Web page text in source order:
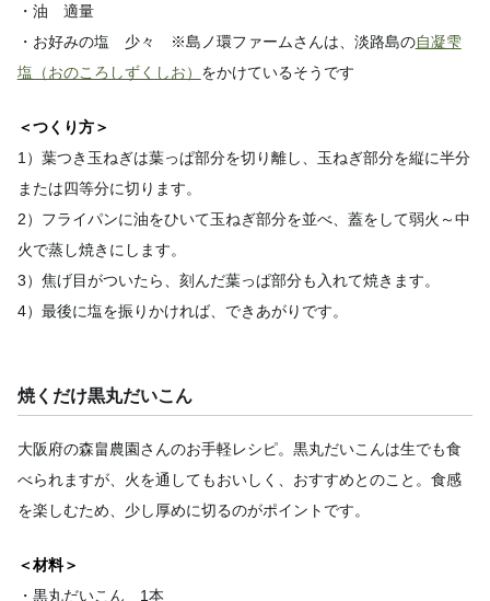
・油 適量
・お好みの塩 少々 ※島ノ環ファームさんは、淡路島の自凝雫
塩（おのころしずくしお） をかけているそうです
＜つくり方＞
1）葉つき玉ねぎは葉っぱ部分を切り離し、玉ねぎ部分を縦に半分
または四等分に切ります。
2）フライパンに油をひいて玉ねぎ部分を並べ、蓋をして弱火～中
火で蒸し焼きにします。
3）焦げ目がついたら、刻んだ葉っぱ部分も入れて焼きます。
4）最後に塩を振りかければ、できあがりです。
焼くだけ黒丸だいこん
大阪府の森畠農園さんのお手軽レシピ。黒丸だいこんは生でも食
べられますが、火を通してもおいしく、おすすめとのこと。食感
を楽しむため、少し厚めに切るのがポイントです。
＜材料＞
・黒丸だいこん 1本